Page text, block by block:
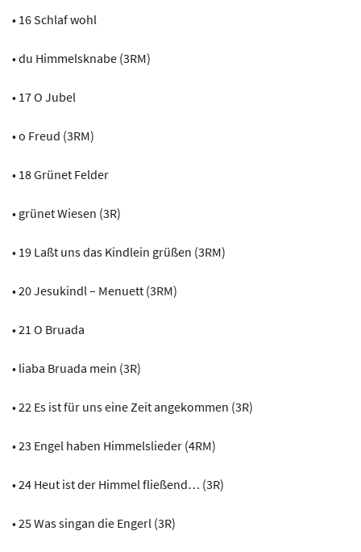
• 16 Schlaf wohl
• du Himmelsknabe (3RM)
• 17 O Jubel
• o Freud (3RM)
• 18 Grünet Felder
• grünet Wiesen (3R)
• 19 Laßt uns das Kindlein grüßen (3RM)
• 20 Jesukindl – Menuett (3RM)
• 21 O Bruada
• liaba Bruada mein (3R)
• 22 Es ist für uns eine Zeit angekommen (3R)
• 23 Engel haben Himmelslieder (4RM)
• 24 Heut ist der Himmel fließend… (3R)
• 25 Was singan die Engerl (3R)